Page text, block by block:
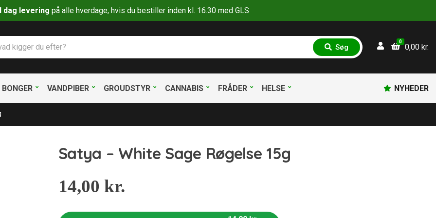
dag levering på alle hverdage, hvis du bestiller inden kl. 16.30 med GLS
S
ø
Søg
0
0,00 kr.
BONGER VANDPIBER GROUDSTYR CANNABIS FRÅDER HELSE NYHEDER
Satya – White Sage Røgelse 15g
14,00 kr.